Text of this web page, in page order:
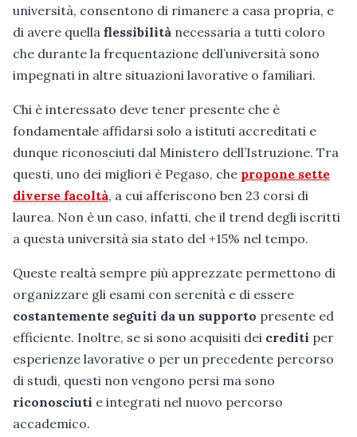
università, consentono di rimanere a casa propria, e
di avere quella flessibilità necessaria a tutti coloro
che durante la frequentazione dell’università sono
impegnati in altre situazioni lavorative o familiari.
Chi è interessato deve tener presente che è
fondamentale affidarsi solo a istituti accreditati e
dunque riconosciuti dal Ministero dell’Istruzione. Tra
questi, uno dei migliori è Pegaso, che propone sette
diverse facoltà, a cui afferiscono ben 23 corsi di
laurea. Non è un caso, infatti, che il trend degli iscritti
a questa università sia stato del +15% nel tempo.
Queste realtà sempre più apprezzate permettono di
organizzare gli esami con serenità e di essere
costantemente seguiti da un supporto presente ed
efficiente. Inoltre, se si sono acquisiti dei crediti per
esperienze lavorative o per un precedente percorso
di studi, questi non vengono persi ma sono
riconosciuti e integrati nel nuovo percorso
accademico.